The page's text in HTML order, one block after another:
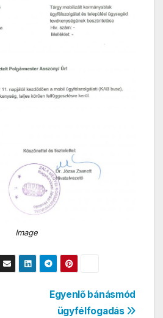
Image
Egyenlő bánásmód
ügyfélfogadás